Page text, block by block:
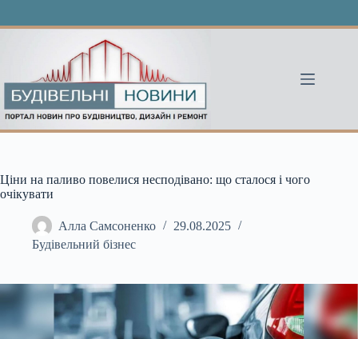
Ціни на паливо повелися несподівано: що сталося і чого
очікувати
Алла Самсоненко
29.08.2025
Будівельний бізнес